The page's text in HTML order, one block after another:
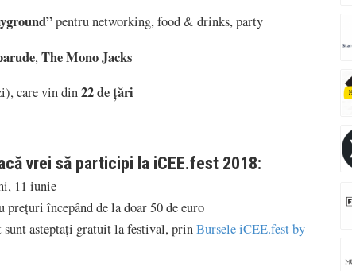
pentru networking, food & drinks, party
, The Mono Jacks
care vin din22 de țări
vrei să participi la iCEE.fest 2018:
11 iunie
începând de la doar 50 de euro
asteptați gratuit la festival, prinBursele iCEE.fest by